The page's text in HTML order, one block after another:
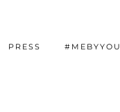
PRESS #MEBYYOU